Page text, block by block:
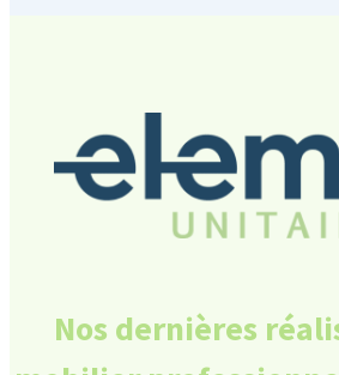
Nos dernières